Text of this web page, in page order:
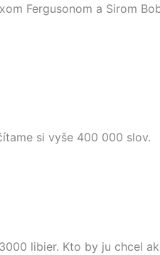
Fergusonom a Sirom
si vyše 400 000 slov.
libier. Kto by ju chcel